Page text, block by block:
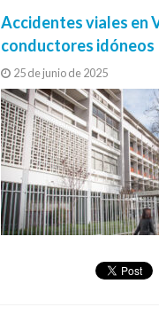
Accidentes viales en
conductores idóneos
25 de junio de 2025